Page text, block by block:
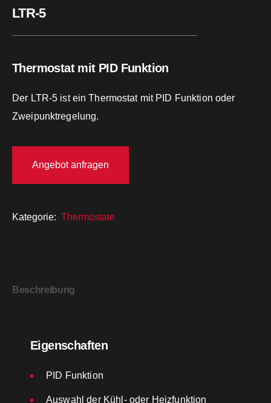
LTR-5
Thermostat mit PID Funktion
Der LTR-5 ist ein Thermostat mit PID Funktion oder
Zweipunktregelung.
Angebot anfragen
Kategorie: Thermostate
Beschreibung
Eigenschaften
PID Funktion
Auswahl der Kühl- oder Heizfunktion